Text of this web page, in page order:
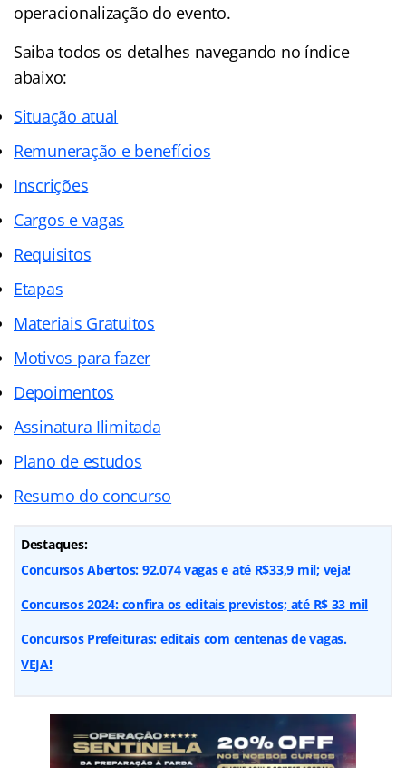
operacionalização do evento.
Saiba todos os detalhes navegando no índice
abaixo:
Situação atual
Remuneração e benefícios
Inscrições
Cargos e vagas
Requisitos
Etapas
Materiais Gratuitos
Motivos para fazer
Depoimentos
Assinatura Ilimitada
Plano de estudos
Resumo do concurso
Destaques:
Concursos Abertos: 92.074 vagas e até R$33,9 mil; veja!
Concursos 2024: confira os editais previstos; até R$ 33 mil
Concursos Prefeituras: editais com centenas de vagas.
VEJA!